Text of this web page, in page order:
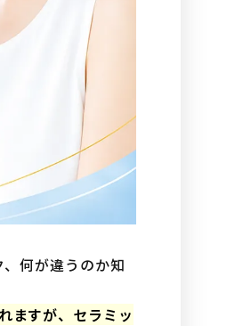
何が違うのか知
ますが、セラミッ